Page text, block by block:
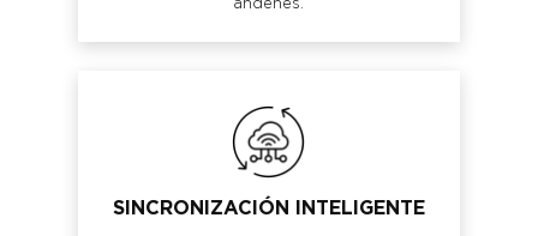
andenes.
SINCRONIZACIÓN INTELIGENTE